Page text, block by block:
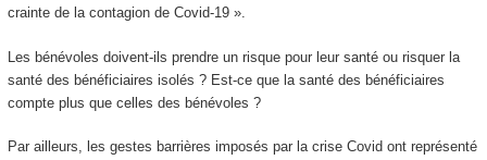
crainte de la contagion de Covid-19 ».
Les bénévoles doivent-ils prendre un risque pour leur santé ou risquer la
santé des bénéficiaires isolés ? Est-ce que la santé des bénéficiaires
compte plus que celles des bénévoles ?
Par ailleurs, les gestes barrières imposés par la crise Covid ont représenté